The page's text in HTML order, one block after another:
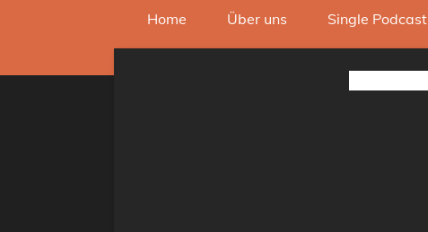
Home Über uns Single Podcast